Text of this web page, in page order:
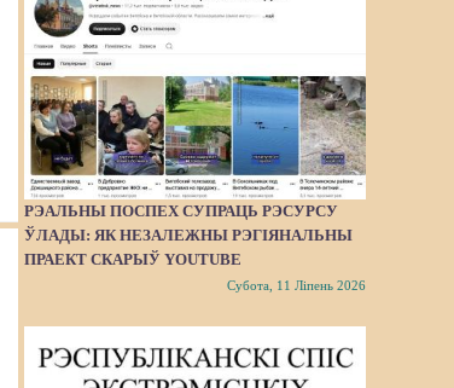
РЭАЛЬНЫ ПОСПЕХ СУПРАЦЬ РЭСУРСУ
ЎЛАДЫ: ЯК НЕЗАЛЕЖНЫ РЭГІЯНАЛЬНЫ
ПРАЕКТ СКАРЫЎ YOUTUBE
Субота, 11 Ліпень 2026